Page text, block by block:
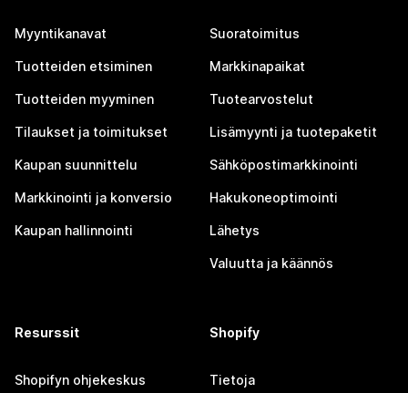
Myyntikanavat
Tuotteiden etsiminen
Tuotteiden myyminen
Tilaukset ja toimitukset
Kaupan suunnittelu
Markkinointi ja konversio
Kaupan hallinnointi
Suoratoimitus
Markkinapaikat
Tuotearvostelut
Lisämyynti ja tuotepaketit
Sähköpostimarkkinointi
Hakukoneoptimointi
Lähetys
Valuutta ja käännös
Resurssit
Shopifyn ohjekeskus
Shopify
Tietoja